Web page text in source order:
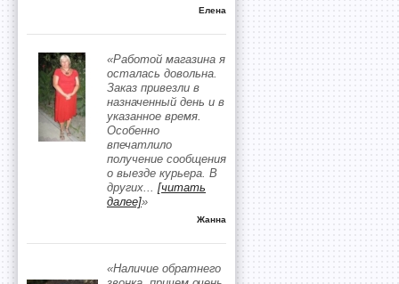
Елена
«Работой магазина я
осталась довольна.
Заказ привезли в
назначенный день и в
указанное время.
Особенно
впечатлило
получение сообщения
о выезде курьера. В
других... [читать
далее]»
Жанна
«Наличие обратнего